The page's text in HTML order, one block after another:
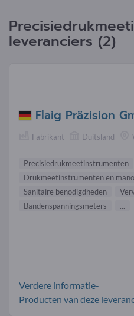
leveranciers (2)
Flaig Präzision
Fabrikant Duitsland
Precisiedrukmeetinstrumenten
Drukmeetinstrumenten en
Sanitaire benodigdheden
Bandenspanningsmeters
...
Verdere informatie-
Producten van deze